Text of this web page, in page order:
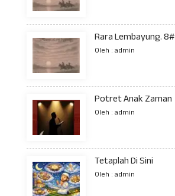
Rara Lembayung. 8#
Oleh : admin
Potret Anak Zaman
Oleh : admin
Tetaplah Di Sini
Oleh : admin